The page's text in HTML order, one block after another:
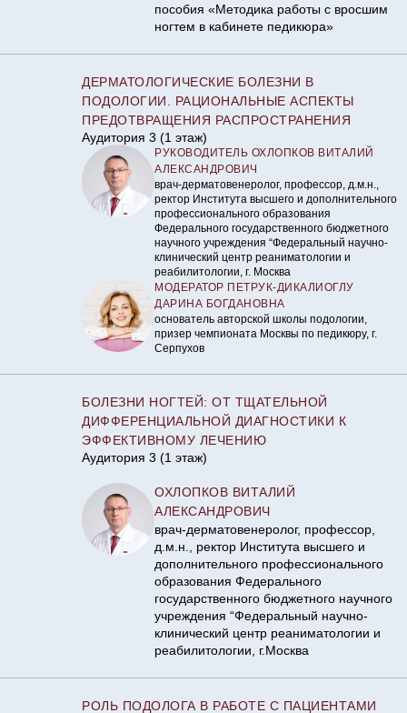
пособия «Методика работы с вросшим
ногтем в кабинете педикюра»
ДЕРМАТОЛОГИЧЕСКИЕ БОЛЕЗНИ В
ПОДОЛОГИИ. РАЦИОНАЛЬНЫЕ АСПЕКТЫ
ПРЕДОТВРАЩЕНИЯ РАСПРОСТРАНЕНИЯ
Аудитория 3 (1 этаж)
РУКОВОДИТЕЛЬ ОХЛОПКОВ ВИТАЛИЙ
АЛЕКСАНДРОВИЧ
врач-дерматовенеролог, профессор, д.м.н.,
ректор Института высшего и дополнительного
профессионального образования
Федерального государственного бюджетного
научного учреждения “Федеральный научно-
клинический центр реаниматологии и
реабилитологии, г. Москва
МОДЕРАТОР ПЕТРУК-ДИКАЛИОГЛУ
ДАРИНА БОГДАНОВНА
основатель авторской школы подологии,
призер чемпионата Москвы по педикюру, г.
Серпухов
БОЛЕЗНИ НОГТЕЙ: ОТ ТЩАТЕЛЬНОЙ
ДИФФЕРЕНЦИАЛЬНОЙ ДИАГНОСТИКИ К
ЭФФЕКТИВНОМУ ЛЕЧЕНИЮ
Аудитория 3 (1 этаж)
ОХЛОПКОВ ВИТАЛИЙ
АЛЕКСАНДРОВИЧ
врач-дерматовенеролог, профессор,
д.м.н., ректор Института высшего и
дополнительного профессионального
образования Федерального
государственного бюджетного научного
учреждения “Федеральный научно-
клинический центр реаниматологии и
реабилитологии, г.Москва
РОЛЬ ПОДОЛОГА В РАБОТЕ С ПАЦИЕНТАМИ